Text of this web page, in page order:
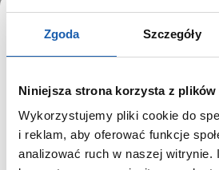
Zgoda Szczegóły
Niniejsza strona korzysta z plików
Wykorzystujemy pliki cookie do
i reklam, aby oferować funkcje
analizować ruch w naszej witrynie.
Historia
Misja, wizja i wartości Grupy Zibi
Ważne daty
Zgoda na ciasteczka
PRODUKTY
Zegarki
SZANOWNY
SZANOWNA